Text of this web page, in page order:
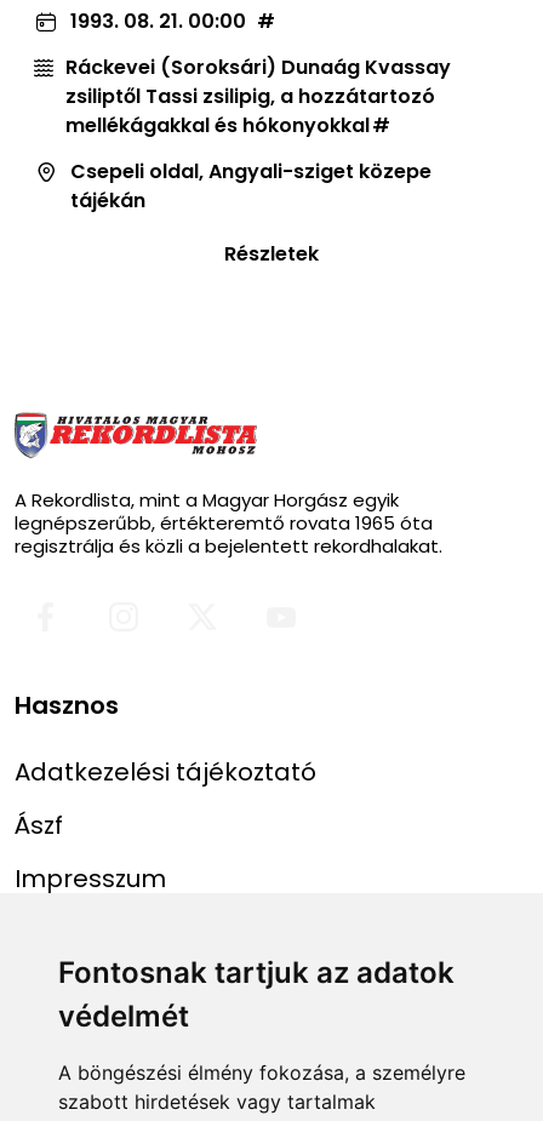
Fontosnak tartjuk az adatok
védelmét
A böngészési élmény fokozása, a személyre
szabott hirdetések vagy tartalmak
1993. 08. 21. 00:00
Ráckevei (Soroksári) Dunaág Kvassay
zsiliptől Tassi zsilipig, a hozzátartozó
mellékágakkal és hókonyokkal
Csepeli oldal, Angyali-sziget közepe
tájékán
Részletek
A Rekordlista, mint a Magyar Horgász egyik
legnépszerűbb, értékteremtő rovata 1965 óta
regisztrálja és közli a bejelentett rekordhalakat.
Hasznos
Adatkezelési tájékoztató
Ászf
Impresszum
Menü
Főoldal
Rekordlista
Linkek
mohosz.hu